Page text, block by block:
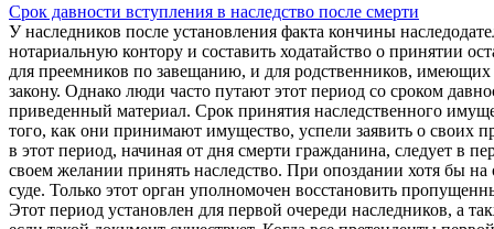
Срок давности вступления в наследство после смерти
У наследников после установления факта кончины
нотариальную контору и составить ходатайство о принятии
для преемников по завещанию, и для родственников, имеющих
закону. Однако люди часто путают этот период со сроком
приведенный материал. Срок принятия наследственного
того, как они принимают имущество, успели заявить о своих
в этот период, начиная от дня смерти гражданина, следует в
своем желании принять наследство. При опоздании хотя бы на
суде. Только этот орган уполномочен восстановить
Этот период установлен для первой очереди наследников, а